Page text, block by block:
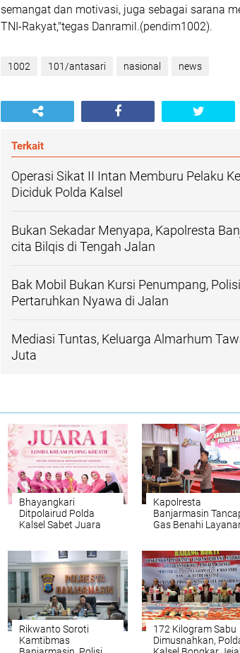
semangat dan motivasi, juga sebagai sarana
TNI-Rakyat,"tegas Danramil.(pendim1002).
1002 101/antasari nasional news
Terkait
Operasi Sikat II Intan Memburu Pelaku
Diciduk Polda Kalsel
Bukan Sekadar Menyapa, Kapolresta
cita Bilqis di Tengah Jalan
Bak Mobil Bukan Kursi Penumpang,
Pertaruhkan Nyawa di Jalan
Mediasi Tuntas, Keluarga Almarhum
Juta
Bhayangkari
Ditpolairud Polda
Kalsel Sabet Juara
Kapolresta
Banjarmasin
Gas Benahi
Rikwanto Soroti
Kamtibmas
172 Kilogram Sabu
Dimusnahkan,